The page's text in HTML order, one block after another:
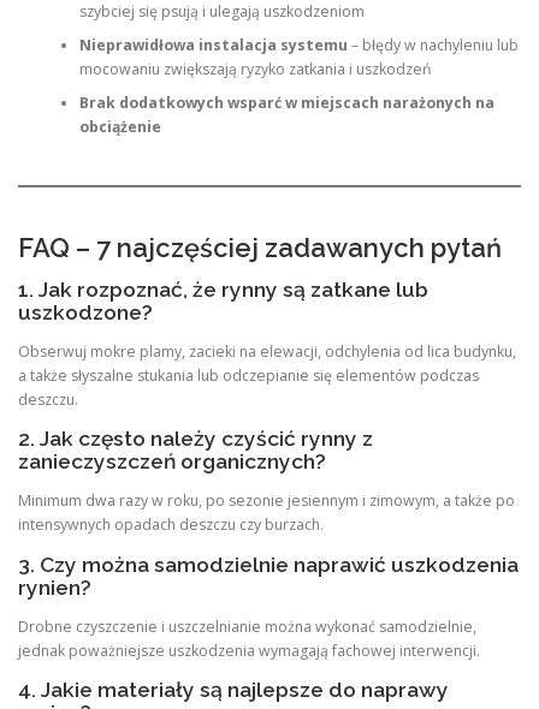
szybciej się psują i ulegają uszkodzeniom
Nieprawidłowa instalacja systemu – błędy w nachyleniu lub
mocowaniu zwiększają ryzyko zatkania i uszkodzeń
Brak dodatkowych wsparć w miejscach narażonych na
obciążenie
FAQ – 7 najczęściej zadawanych pytań
1. Jak rozpoznać, że rynny są zatkane lub
uszkodzone?
Obserwuj mokre plamy, zacieki na elewacji, odchylenia od lica budynku,
a także słyszalne stukania lub odczepianie się elementów podczas
deszczu.
2. Jak często należy czyścić rynny z
zanieczyszczeń organicznych?
Minimum dwa razy w roku, po sezonie jesiennym i zimowym, a także po
intensywnych opadach deszczu czy burzach.
3. Czy można samodzielnie naprawić uszkodzenia
rynien?
Drobne czyszczenie i uszczelnianie można wykonać samodzielnie,
jednak poważniejsze uszkodzenia wymagają fachowej interwencji.
4. Jakie materiały są najlepsze do naprawy